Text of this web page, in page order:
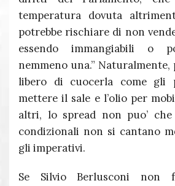
temperatura dovuta
potrebbe rischiare di non
essendo immangiabili o
nemmeno una.”
libero di cuocerla come gli
mettere il sale e l’olio per
altri, lo spread non puo’ che
condizionali non si cantano
gli imperativi.
Se Silvio Berlusconi non